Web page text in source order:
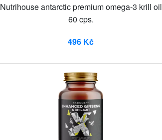
Nutrihouse antarctic premium omega-3 krill oil
60 cps.
496 Kč